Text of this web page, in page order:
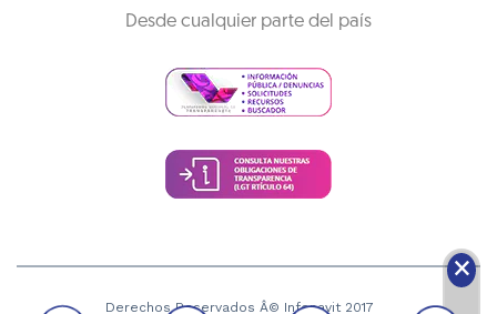
Desde cualquier parte del país
Derechos Reservados Â© Infonavit 2017
🗙